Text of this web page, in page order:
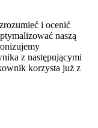
i ocenić
naszą
z następującymi
korzysta już z